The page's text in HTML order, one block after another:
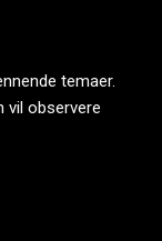
temaer.
vil observere